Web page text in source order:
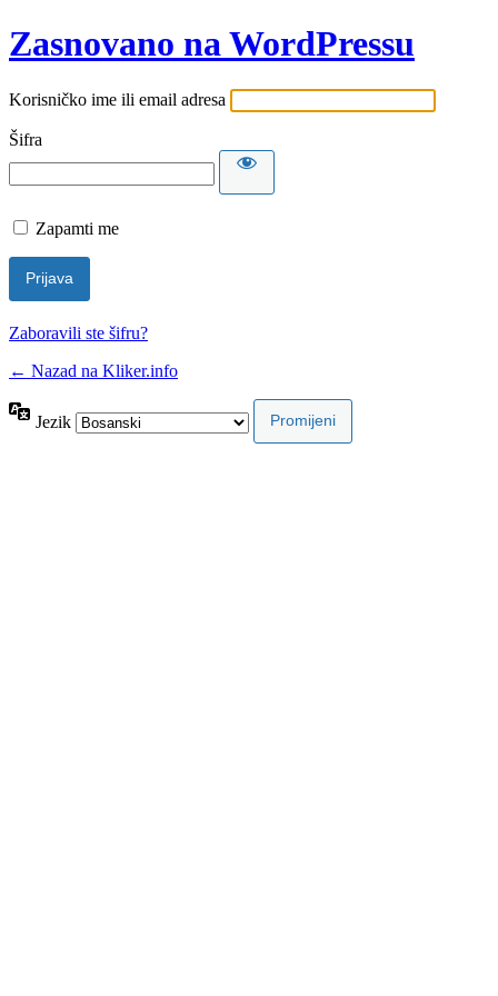
Zasnovano na WordPressu
Korisničko ime ili email adresa
Šifra
Zapamti me
Zaboravili ste šifru?
← Nazad na Kliker.info
Jezik